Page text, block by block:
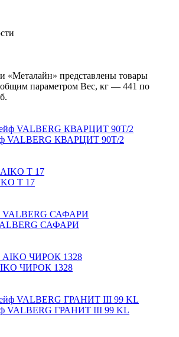
«Металайн» представлены товары
параметром Вес, кг — 441 по
VALBERG КВАРЦИТ 90Т/2
Т 17
САФАРИ
ЧИРОК 1328
VALBERG ГРАНИТ III 99 KL